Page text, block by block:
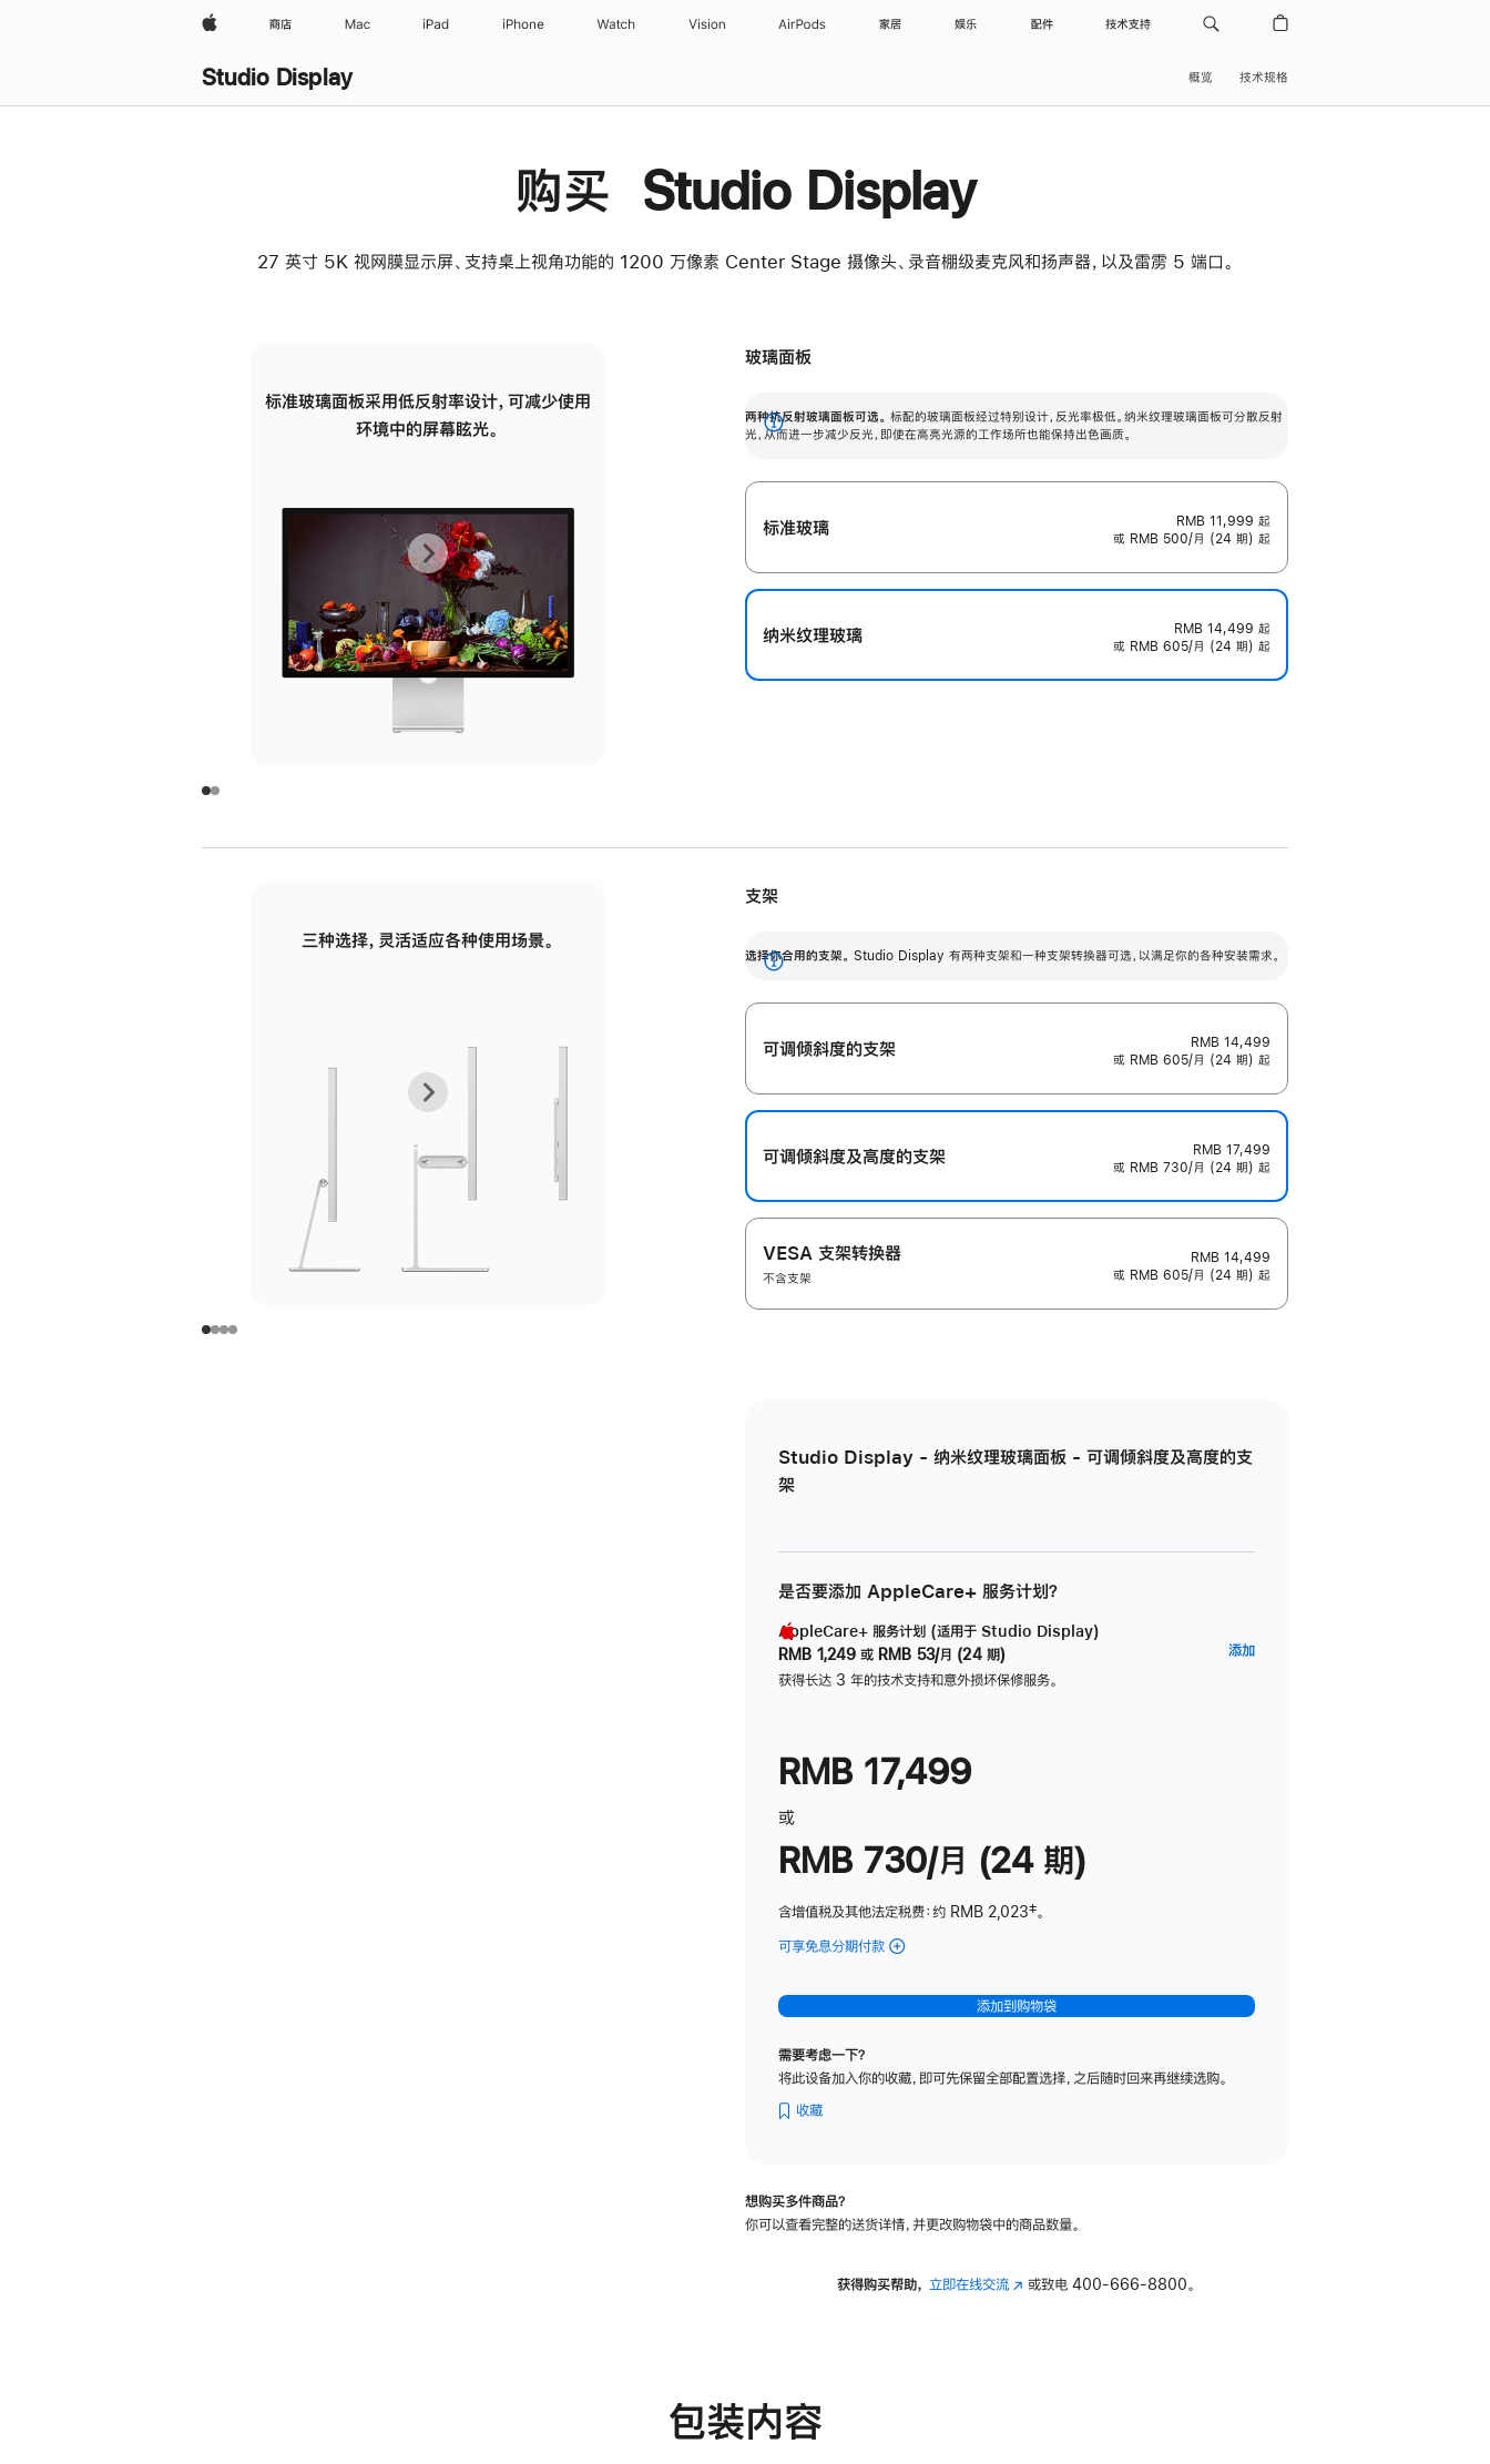
Apple 商店 Mac iPad iPhone Watch Vision AirPods 家居 娱乐 配件 技术支持
Studio Display 概览 技术规格
购买 Studio Display
27 英寸 5K 视网膜显示屏、支持桌上视角功能的 1200 万像素 Center Stage 摄像头、录音棚级麦克风和扬声器，以及雷雳 5 端口。
标准玻璃面板采用低反射率设计，可减少使用
环境中的屏幕眩光。
有高亮光源的场所使用，也能保持出色画质。
上
一
张
图
面
下
一
张
图
面
玻璃面板
两种抗反射玻璃面板可选。 标配的玻璃面板经过特别设计，反光率极低。纳米纹理玻璃面板可分散反射
光，从而进一步减少反光，即使在高亮光源的工作场所也能保持出色画质。
展
标准玻璃 RMB 11,999 起
或 RMB 500/月 (24 期) 起
纳米纹理玻璃 RMB 14,499 起
或 RMB 605/月 (24 期) 起
三种选择，灵活适应各种使用场景。
调节范围。
毫米的高度调节范围。
上
张
下
张
支架
选择你合用的支架。 Studio Display 有两种支架和一种支架转换器可选，以满足你的各种安装需求。
展
开
可调倾斜度的支架
RMB 14,499
或 RMB 605/月 (24 期) 起
可调倾斜度及高‍度的支‍架
RMB 17,499
或 RMB 730/月 (24 期) 起
VESA 支架转换器
不含支架
RMB 14,499
或 RMB 605/月 (24 期) 起
Studio Display - 纳米纹理玻璃面板 - 可调倾斜度及高度的支
架
是否要添加 AppleCare+ 服务计划？
AppleCare+ 服务计划 (适用于 Studio Display)
RMB 1,249 或 RMB 53/月 (24 期)
获得长达 3 年的技术支持和意外损坏保修服务。
添加
RMB 17,499
或
RMB 730/月 (24 期)
含增值税及其他法定税费：约 RMB 2,023脚
‡。
可享免息分期付款 (Studio
-
纳
理
可
斜
添加到购物袋
需要考虑一下？
将此设备加入你的收藏，即可先保留全部配置选择，之后随时回来再继续选购。
收藏
想购买多件商品？
你可以查看完整的送货详情，并更改购物袋中的商品数量。
获得购买帮助， 立即在线交流(在 或致电400-666-8800。
包装内容